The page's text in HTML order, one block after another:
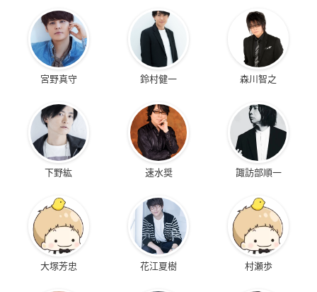
宮野真守 鈴村健一 森川智之
下野紘 速水奨 諏訪部順一
大塚芳忠 花江夏樹 村瀬歩